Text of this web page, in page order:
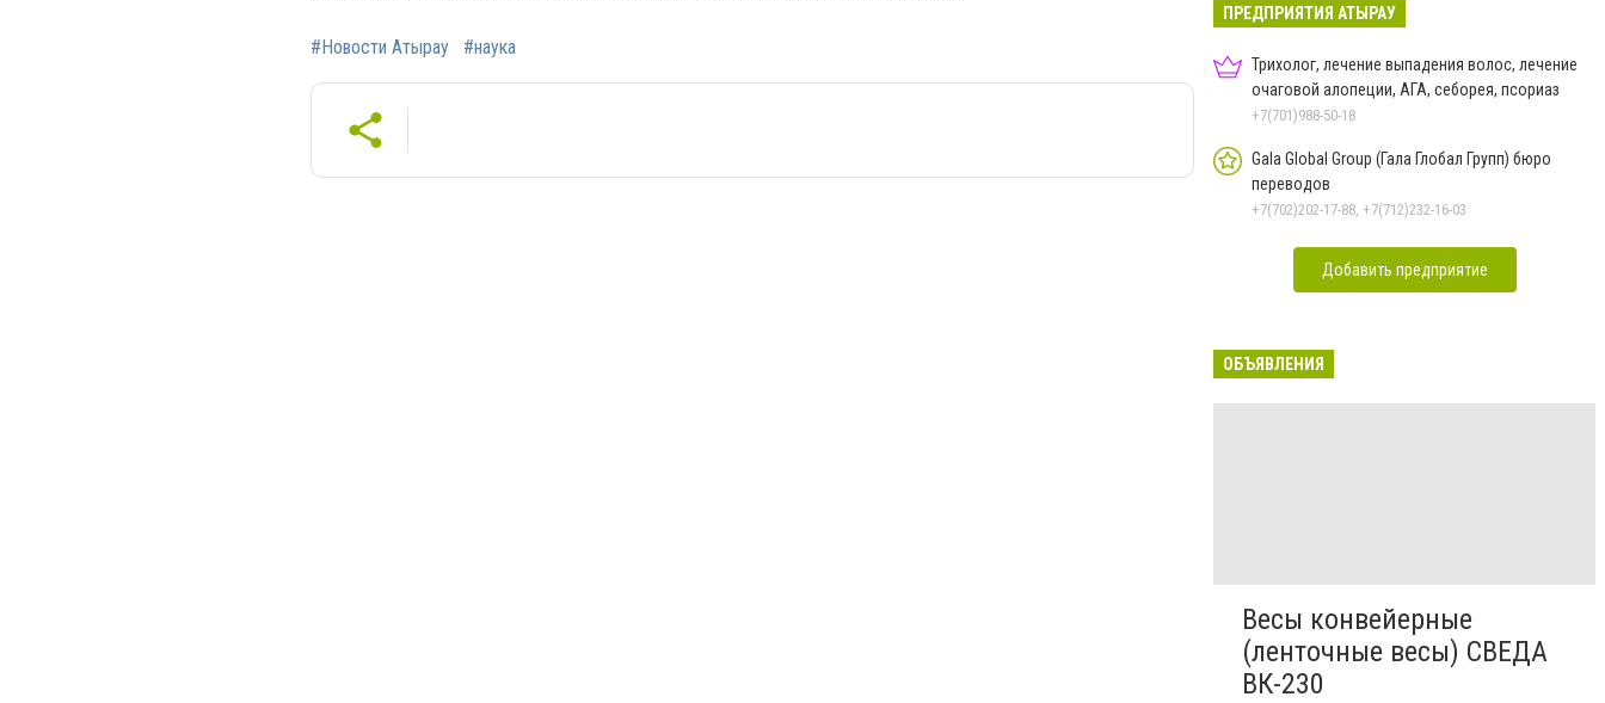
#Новости Атырау #наука
ПРЕДПРИЯТИЯ АТЫРАУ
Трихолог, лечение выпадения волос, лечение
очаговой алопеции, АГА, себорея, псориаз
+7(701)988-50-18
Gala Global Group (Гала Глобал Групп) бюро
переводов
+7(702)202-17-88, +7(712)232-16-03
Добавить предприятие
ОБЪЯВЛЕНИЯ
Весы конвейерные
(ленточные весы) СВЕДА
ВК-230